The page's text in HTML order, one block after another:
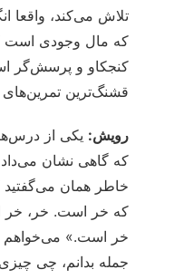
تلاش می‌کند، واقعا
که مال وجودی است
کنجکاو و پرسش‌گر
قشنگ‌ترین تمرین‌های
رویش: یکی از
که گاهی نشان
خاطر همان
که خر است. خر، خر
خر است.» می‌خواهم
جمله بدانم، چی